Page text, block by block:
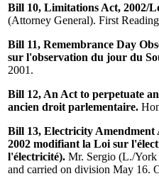
Bill 10, Limitations Act, 2002/
(Attorney General). First
Bill 11, Remembrance Day
sur l'observation du jour du
2001.
Bill 12, An Act to perpetuate
ancien droit parlementaire.
Bill 13, Electricity
2002 modifiant la Loi sur
l'électricité). Mr. Sergio (L./York
and carried on division May 16.